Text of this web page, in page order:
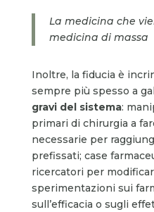
La medicina che
medicina di massa
Inoltre, la fiducia è
sempre più spesso a
gravi del sistema:
primari di chirurgia a
necessarie per
prefissati; case
ricercatori per
sperimentazioni sui
sull’efficacia o sugli